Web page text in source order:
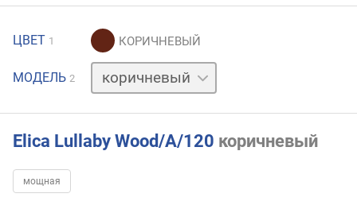
ЦВЕТ 1
МОДЕЛЬ 2
Elica Lullaby Wood/A/120 коричневый
мощная